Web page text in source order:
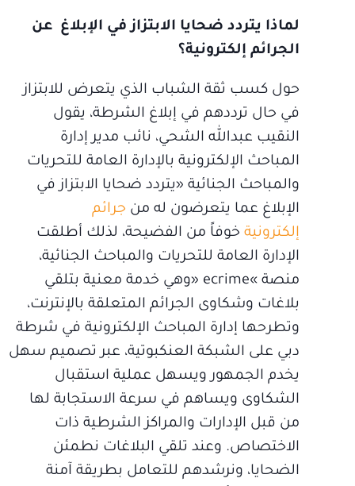
لماذا يتردد ضحايا الابتزاز في الإبلاغ عن
الجرائم إلكترونية؟
حول كسب ثقة الشباب الذي يتعرض للابتزاز
في حال ترددهم في إبلاغ الشرطة، يقول
النقيب عبدالله الشحي، نائب مدير إدارة
المباحث الإلكترونية بالإدارة العامة للتحريات
والمباحث الجنائية «يتردد ضحايا الابتزاز في
الإبلاغ عما يتعرضون له من جرائم
إلكترونية خوفاً من الفضيحة، لذلك أطلقت
الإدارة العامة للتحريات والمباحث الجنائية،
منصة »ecrime «وهي خدمة معنية بتلقي
بلاغات وشكاوى الجرائم المتعلقة بالإنترنت،
وتطرحها إدارة المباحث الإلكترونية في شرطة
دبي على الشبكة العنكبوتية، عبر تصميم سهل
يخدم الجمهور ويسهل عملية استقبال
الشكاوى ويساهم في سرعة الاستجابة لها
من قبل الإدارات والمراكز الشرطية ذات
الاختصاص. وعند تلقي البلاغات نطمئن
الضحايا، ونرشدهم للتعامل بطريقة آمنة